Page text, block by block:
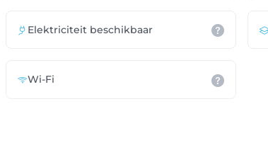
Elektriciteit beschikbaar
Wi-Fi